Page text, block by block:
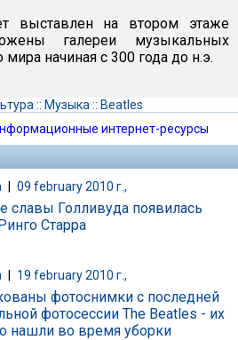
выставлен на втором этаже
галереи музыкальных
начиная с 300 года до н.э.
:: Музыка :: Beatles
интернет-ресурсы
| 09 february 2010 г.,
славы Голливуда появилась
Старра
19 february 2010 г.,
фотоснимки с последней
фотосессии The Beatles - их
нашли во время уборки